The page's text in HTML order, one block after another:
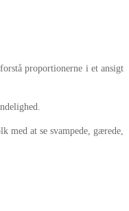
proportionerne i et ansigt
at se svampede, gærede,